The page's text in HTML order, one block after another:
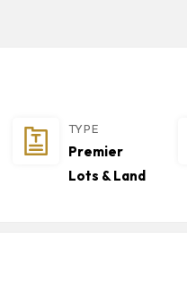
TYPE
Premier
Lots & Land